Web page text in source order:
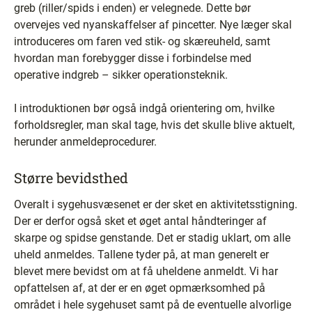
greb (riller/spids i enden) er velegnede. Dette bør
overvejes ved nyanskaffelser af pincetter. Nye læger skal
introduceres om faren ved stik- og skæreuheld, samt
hvordan man forebygger disse i forbindelse med
operative indgreb – sikker operationsteknik.
I introduktionen bør også indgå orientering om, hvilke
forholdsregler, man skal tage, hvis det skulle blive aktuelt,
herunder anmeldeprocedurer.
Større bevidsthed
Overalt i sygehusvæsenet er der sket en aktivitetsstigning.
Der er derfor også sket et øget antal håndteringer af
skarpe og spidse genstande. Det er stadig uklart, om alle
uheld anmeldes. Tallene tyder på, at man generelt er
blevet mere bevidst om at få uheldene anmeldt. Vi har
opfattelsen af, at der er en øget opmærksomhed på
området i hele sygehuset samt på de eventuelle alvorlige